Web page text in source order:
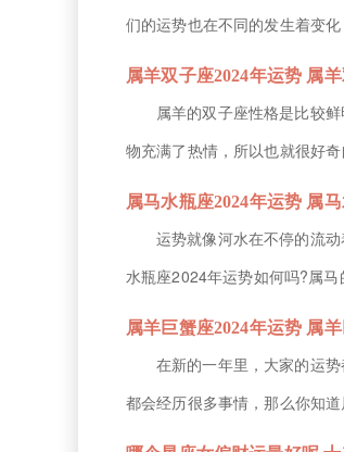
么下面就由小编为大家带来属
1、事业运势狮子座的属羊...
们的运势也在不同的发生着变
2024年运势如何?属羊的处女座
发展较为明朗，并且财运的走
来就由小编为大家带来属羊处
势1、事业运势处女座的...
属羊的双子座性格是比较
物充满了热情，所以也就很好
运势情况，那么你知道属羊双子
吗?属羊的双子座在2024年里不
情方面也会面临很多复杂的局面
过了。属羊双子座20...
运势就像河水在不停的流
水瓶座2024年运势如何吗?属
里的整体运势不错，但其中他们
大，想要脱单可以选择在上半
不大，那么下面就由小编为大家
在新的一年里，大家的运
都会经历很多事情，那么你知
运势如何吗?属羊的巨蟹座在